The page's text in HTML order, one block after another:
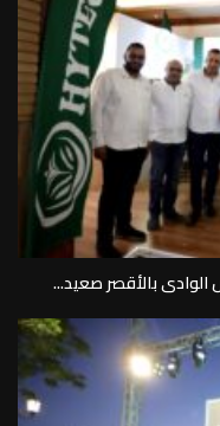
بالأقصر صعيد...